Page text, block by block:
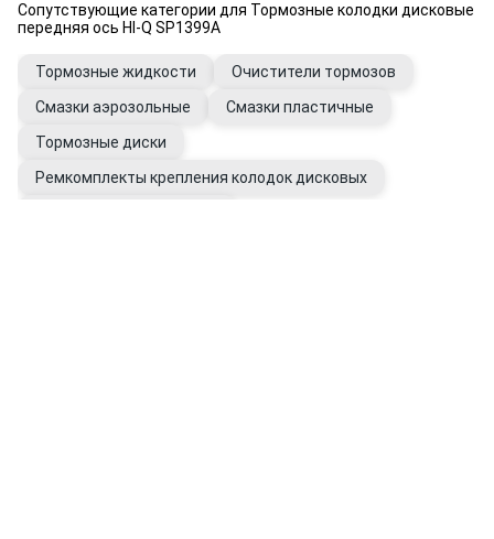
Сопутствующие категории для Тормозные колодки дисковые
передняя ось HI-Q SP1399A
Тормозные жидкости
Очистители тормозов
Смазки аэрозольные
Смазки пластичные
Тормозные диски
Ремкомплекты крепления колодок дисковых